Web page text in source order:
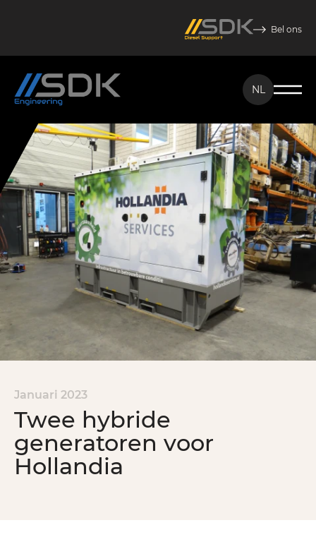
Bel ons
NL
EN
Januari 2023
Twee hybride
generatoren voor
Hollandia